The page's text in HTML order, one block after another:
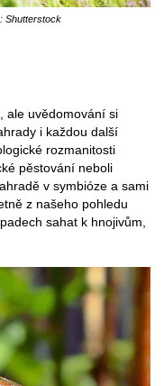
Shutterstock
ale uvědomování si
i každou další
rozmanitosti
pěstování neboli
v symbióze a sami
z našeho pohledu
sahat k hnojivům,